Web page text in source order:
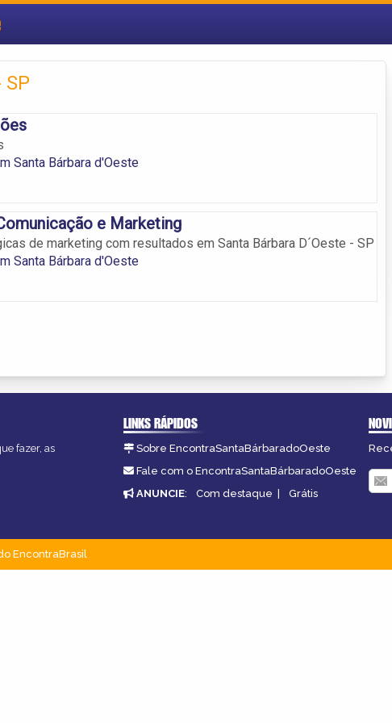
SP
Santa Bárbara d'Oeste
e Marketing
de marketing com resultados em Santa Bárbara D´Oeste - SP
Santa Bárbara d'Oeste
fazer, as
LINKS RÁPIDOS
Sobre EncontraSantaBárbaradoOeste
Fale com o EncontraSantaBárbaradoOeste
ANUNCIE: Com destaque | Grátis
EncontraBrasil